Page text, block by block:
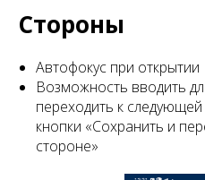
Стороны
Автофокус при открытии
Возможность вводить
переходить к
кнопки «Сохранить и
стороне»